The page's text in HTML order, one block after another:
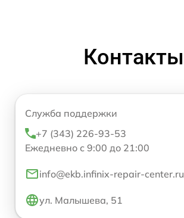
Контакты
Служба поддержки
+7 (343) 226-93-53
Ежедневно с 9:00 до 21:00
info@ekb.infinix-repair-center.ru
ул. Малышева, 51